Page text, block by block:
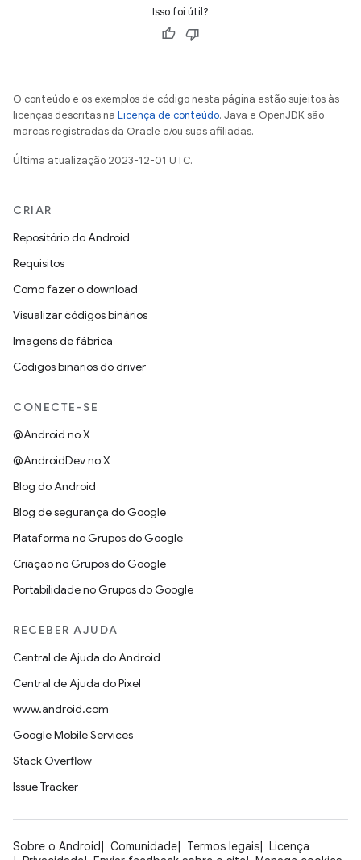
Isso foi útil?
O conteúdo e os exemplos de código nesta página estão sujeitos às
licenças descritas na Licença de conteúdo. Java e OpenJDK são
marcas registradas da Oracle e/ou suas afiliadas.
Última atualização 2023-12-01 UTC.
CRIAR
Repositório do Android
Requisitos
Como fazer o download
Visualizar códigos binários
Imagens de fábrica
Códigos binários do driver
CONECTE-SE
@Android no X
@AndroidDev no X
Blog do Android
Blog de segurança do Google
Plataforma no Grupos do Google
Criação no Grupos do Google
Portabilidade no Grupos do Google
RECEBER AJUDA
Central de Ajuda do Android
Central de Ajuda do Pixel
www.android.com
Google Mobile Services
Stack Overflow
Issue Tracker
Sobre o Android Comunidade Termos legais
Licença